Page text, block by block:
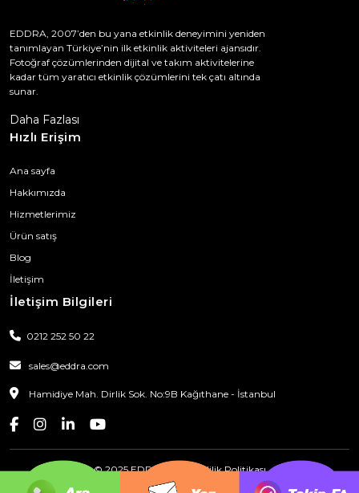
EDDRA, 2007’den bu yana etkinlik deneyimini yeniden
tanımlayan Türkiye’nin ilk etkinlik aktiviteleri ajansıdır.
Fotoğraf çözümlerinden dijital ve takım aktivitelerine
kadar tüm yaratıcı etkinlik çözümlerini tek çatı altında
sunar.
Daha Fazlası
Hızlı Erişim
Ana sayfa
Hakkımızda
Hizmetlerimiz
Ürün satış
Blog
İletişim
İletişim Bilgileri
0212 252 50 22
sales@eddra.com
Hamidiye Mah. Dirlik Sok. No:9B Kağıthane - İstanbul
© 2025 EDDRA
Gizlilik Politikası